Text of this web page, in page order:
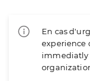
En cas
experience
immediatly